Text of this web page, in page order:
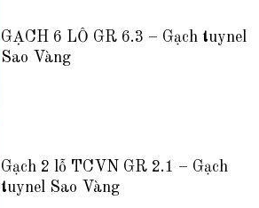
GẠCH 6 LỖ GR 6.3 – Gạch tuynel
Sao Vàng
Gạch 2 lỗ TCVN GR 2.1 – Gạch
tuynel Sao Vàng